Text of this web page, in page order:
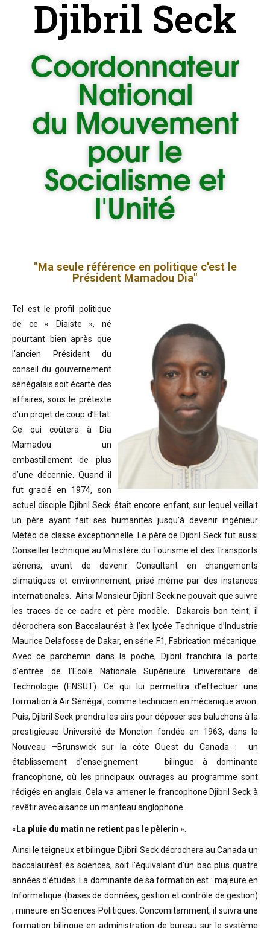
Djibril Seck
Coordonnateur
National
du Mouvement
pour le
Socialisme et
l'Unité
"Ma seule référence en politique c'est le
Président Mamadou Dia"
Tel est le profil politique
de ce « Diaiste », né
pourtant bien après que
l’ancien Président du
conseil du gouvernement
sénégalais soit écarté des
affaires, sous le prétexte
d’un projet de coup d’Etat.
Ce qui coûtera à Dia
Mamadou un
embastillement de plus
d’une décennie. Quand il
fut gracié en 1974, son
actuel disciple Djibril Seck était encore enfant, sur lequel veillait
un père ayant fait ses humanités jusqu’à devenir ingénieur
Météo de classe exceptionnelle. Le père de Djibril Seck fut aussi
Conseiller technique au Ministère du Tourisme et des Transports
aériens, avant de devenir Consultant en changements
climatiques et environnement, prisé même par des instances
internationales. Ainsi Monsieur Djibril Seck ne pouvait que suivre
les traces de ce cadre et père modèle. Dakarois bon teint, il
décrochera son Baccalauréat à l’ex lycée Technique d’Industrie
Maurice Delafosse de Dakar, en série F1, Fabrication mécanique.
Avec ce parchemin dans la poche, Djibril franchira la porte
d’entrée de l’Ecole Nationale Supérieure Universitaire de
Technologie (ENSUT). Ce qui lui permettra d’effectuer une
formation à Air Sénégal, comme technicien en mécanique avion.
Puis, Djibril Seck prendra les airs pour déposer ses baluchons à la
prestigieuse Université de Moncton fondée en 1963, dans le
Nouveau –Brunswick sur la côte Ouest du Canada : un
établissement d’enseignement bilingue à dominante
francophone, où les principaux ouvrages au programme sont
rédigés en anglais. Cela va amener le francophone Djibril Seck à
revêtir avec aisance un manteau anglophone.
«La pluie du matin ne retient pas le pèlerin ».
Ainsi le teigneux et bilingue Djibril Seck décrochera au Canada un
baccalauréat ès sciences, soit l’équivalant d’un bac plus quatre
années d’études. La dominante de sa formation est : majeure en
Informatique (bases de données, gestion et contrôle de gestion)
; mineure en Sciences Politiques. Concomitamment, il suivra une
formation bilingue en administration de bureau sur le système